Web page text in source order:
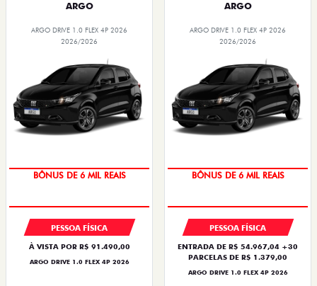
ARGO
ARGO DRIVE 1.0 FLEX 4P 2026
2026/2026
BÔNUS DE 6 MIL REAIS
PESSOA FÍSICA
À VISTA POR R$ 91.490,00
ARGO DRIVE 1.0 FLEX 4P 2026
ARGO
ARGO DRIVE 1.0 FLEX 4P 2026
2026/2026
BÔNUS DE 6 MIL REAIS
PESSOA FÍSICA
ENTRADA DE R$ 54.967,04 +30
PARCELAS DE R$ 1.379,00
ARGO DRIVE 1.0 FLEX 4P 2026